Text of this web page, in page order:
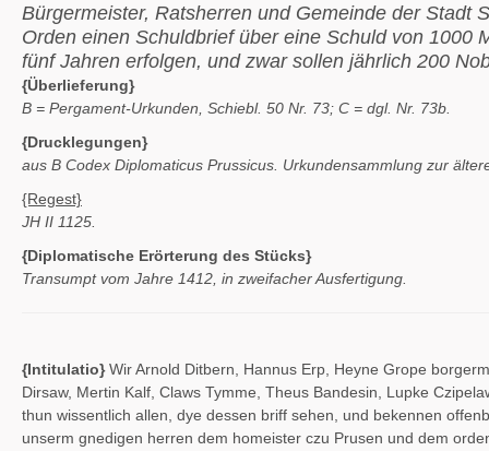
Bürgermeister, Ratsherren und Gemeinde der
Orden einen Schuldbrief über eine Schuld von 1000
fünf Jahren erfolgen, und zwar sollen jährlich 200
{Überlieferung}
B = Pergament-Urkunden, Schiebl. 50 Nr. 73; C = dgl. Nr. 73b.
{Drucklegungen}
aus B Codex Diplomaticus Prussicus. Urkundensammlung zur
{Regest}
JH II 1125.
{Diplomatische Erörterung des Stücks}
Transumpt vom Jahre 1412, in zweifacher Ausfertigung.
{Intitulatio}Wir Arnold Ditbern, Hannus Erp, Heyne Grope
Dirsaw, Mertin Kalf, Claws Tymme, Theus Bandesin, Lupke
thun wissentlich allen, dye dessen briff sehen, und bekennen
unserm gnedigen herren dem homeister czu Prusen und dem